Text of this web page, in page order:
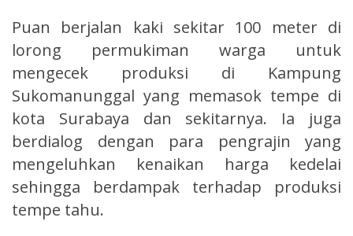
Puan berjalan kaki sekitar 100 meter di
lorong permukiman warga untuk
mengecek produksi di Kampung
Sukomanunggal yang memasok tempe di
kota Surabaya dan sekitarnya. Ia juga
berdialog dengan para pengrajin yang
mengeluhkan kenaikan harga kedelai
sehingga berdampak terhadap produksi
tempe tahu.